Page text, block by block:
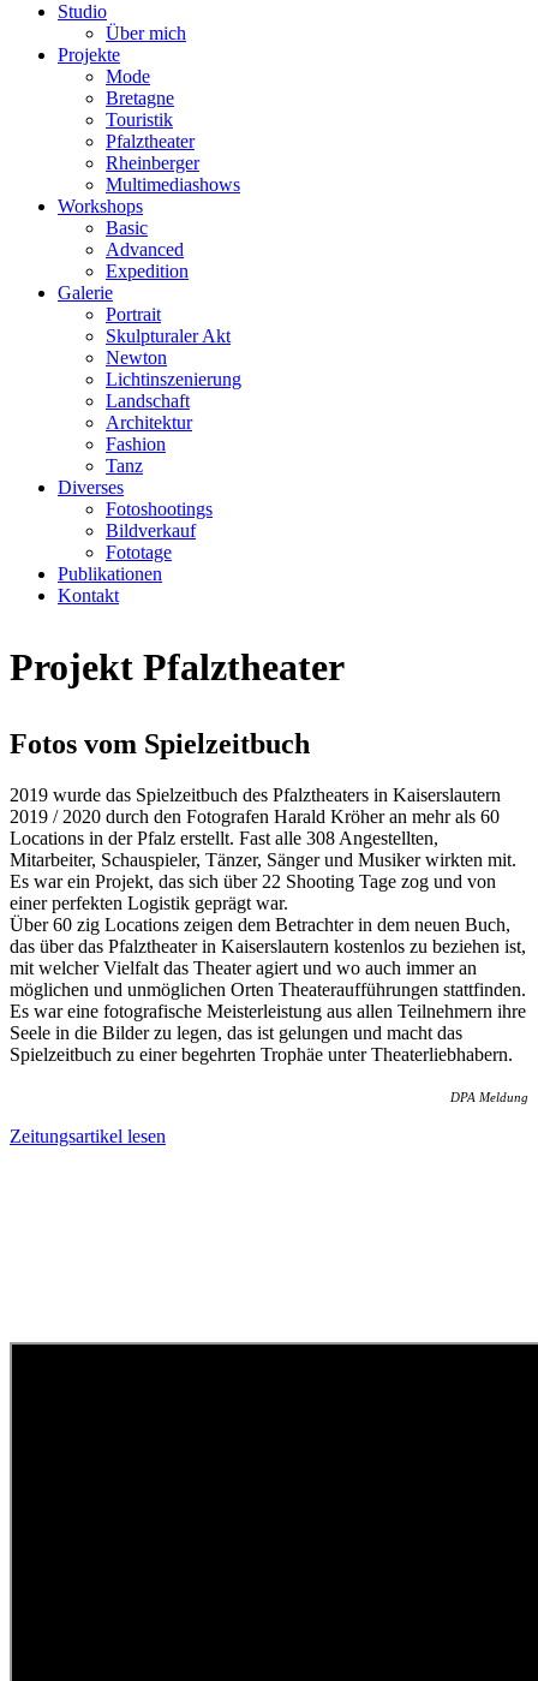
Studio
Über mich
Projekte
Mode
Bretagne
Touristik
Pfalztheater
Rheinberger
Multimediashows
Workshops
Basic
Advanced
Expedition
Galerie
Portrait
Skulpturaler Akt
Newton
Lichtinszenierung
Landschaft
Architektur
Fashion
Tanz
Diverses
Fotoshootings
Bildverkauf
Fototage
Publikationen
Kontakt
Projekt Pfalztheater
Fotos vom Spielzeitbuch
2019 wurde das Spielzeitbuch des Pfalztheaters in Kaiserslautern
2019 / 2020 durch den Fotografen Harald Kröher an mehr als 60
Locations in der Pfalz erstellt. Fast alle 308 Angestellten,
Mitarbeiter, Schauspieler, Tänzer, Sänger und Musiker wirkten mit.
Es war ein Projekt, das sich über 22 Shooting Tage zog und von
einer perfekten Logistik geprägt war.
Über 60 zig Locations zeigen dem Betrachter in dem neuen Buch,
das über das Pfalztheater in Kaiserslautern kostenlos zu beziehen ist,
mit welcher Vielfalt das Theater agiert und wo auch immer an
möglichen und unmöglichen Orten Theateraufführungen stattfinden.
Es war eine fotografische Meisterleistung aus allen Teilnehmern ihre
Seele in die Bilder zu legen, das ist gelungen und macht das
Spielzeitbuch zu einer begehrten Trophäe unter Theaterliebhabern.
DPA Meldung
Zeitungsartikel lesen